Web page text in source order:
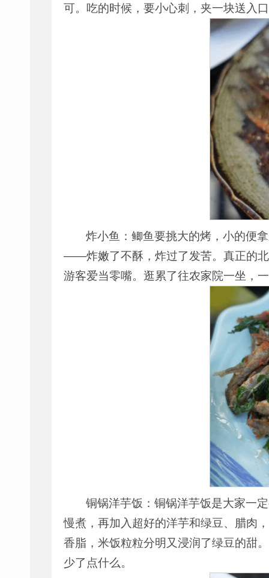
可。吃的时候，要小心刺，夹一块送入
炸小鱼：鲫鱼要挑大的烤，小的便
——炸嫩了不酥，炸过了发苦。真正的
游客爱当零嘴。逛累了往农家院一坐，
铜锅洋芋饭：铜锅洋芋饭是大家一
慢煮，再加入超好的洋芋和绿豆、腊肉
香脂，米饭粒粒分明又浸润了绿豆的甜
少了点什么。